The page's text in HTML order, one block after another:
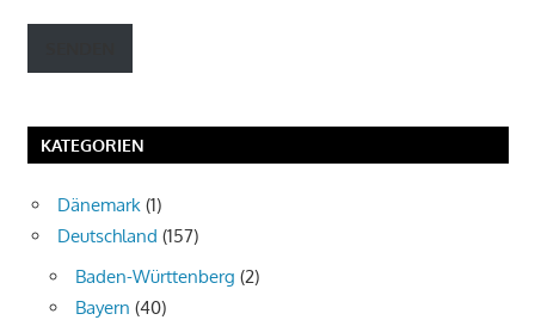
Adresse
KATEGORIEN
Dänemark (1)
Deutschland (157)
Baden-Württenberg (2)
Bayern (40)